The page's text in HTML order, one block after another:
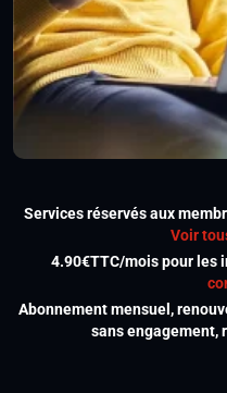
Services réservés aux
Voir
4.90€TTC/mois pour les
Abonnement mensuel,
sans engagement,